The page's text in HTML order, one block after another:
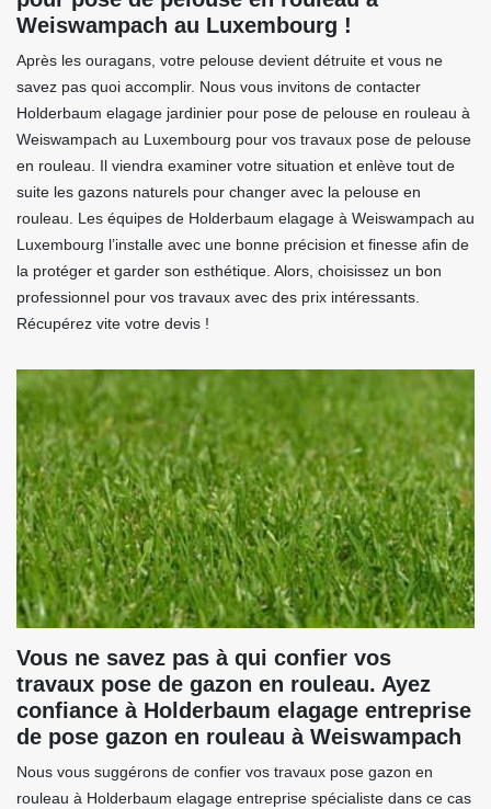
Weiswampach au Luxembourg !
Après les ouragans, votre pelouse devient détruite et vous ne
savez pas quoi accomplir. Nous vous invitons de contacter
Holderbaum elagage jardinier pour pose de pelouse en rouleau à
Weiswampach au Luxembourg pour vos travaux pose de pelouse
en rouleau. Il viendra examiner votre situation et enlève tout de
suite les gazons naturels pour changer avec la pelouse en
rouleau. Les équipes de Holderbaum elagage à Weiswampach au
Luxembourg l’installe avec une bonne précision et finesse afin de
la protéger et garder son esthétique. Alors, choisissez un bon
professionnel pour vos travaux avec des prix intéressants.
Récupérez vite votre devis !
Vous ne savez pas à qui confier vos
travaux pose de gazon en rouleau. Ayez
confiance à Holderbaum elagage entreprise
de pose gazon en rouleau à Weiswampach
Nous vous suggérons de confier vos travaux pose gazon en
rouleau à Holderbaum elagage entreprise spécialiste dans ce cas